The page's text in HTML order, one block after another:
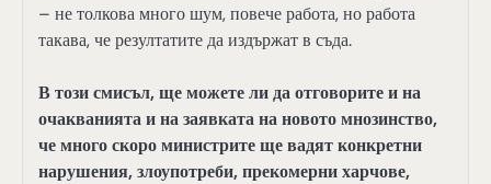
– не толкова много шум, повече работа, но работа
такава, че резултатите да издържат в съда.
В този смисъл, ще можете ли да отговорите и на
очакванията и на заявката на новото мнозинство,
че много скоро министрите ще вадят конкретни
нарушения, злоупотреби, прекомерни харчове,